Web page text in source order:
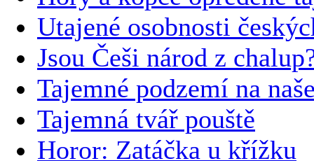
Utajené osobnosti
Jsou Češi národ z
Tajemné podzemí na
Tajemná tvář pouště
Horor: Zatáčka u křížku